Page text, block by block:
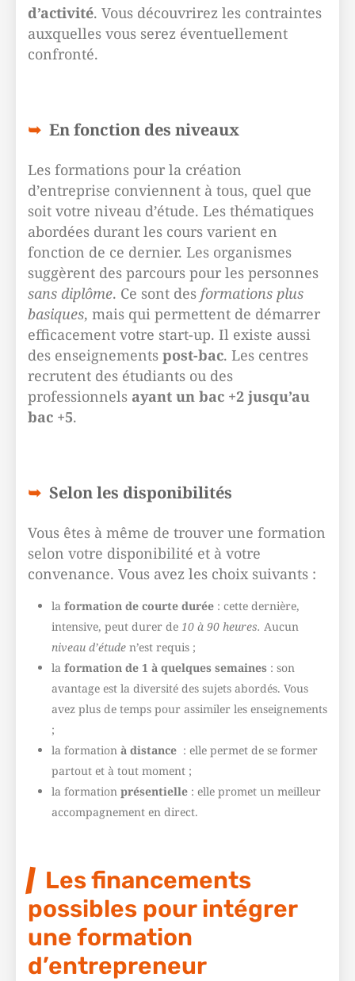
d’activité. Vous découvrirez les contraintes
auxquelles vous serez éventuellement
confronté.
En fonction des niveaux
Les formations pour la création
d’entreprise conviennent à tous, quel que
soit votre niveau d’étude. Les thématiques
abordées durant les cours varient en
fonction de ce dernier. Les organismes
suggèrent des parcours pour les personnes
sans diplôme. Ce sont des formations plus
basiques, mais qui permettent de démarrer
efficacement votre start-up. Il existe aussi
des enseignements post-bac. Les centres
recrutent des étudiants ou des
professionnels ayant un bac +2 jusqu’au
bac +5.
Selon les disponibilités
Vous êtes à même de trouver une formation
selon votre disponibilité et à votre
convenance. Vous avez les choix suivants :
la formation de courte durée : cette dernière,
intensive, peut durer de 10 à 90 heures. Aucun
niveau d’étude n’est requis ;
la formation de 1 à quelques semaines : son
avantage est la diversité des sujets abordés. Vous
avez plus de temps pour assimiler les enseignements
;
la formation à distance : elle permet de se former
partout et à tout moment ;
la formation présentielle : elle promet un meilleur
accompagnement en direct.
Les financements
possibles pour intégrer
une formation
d’entrepreneur